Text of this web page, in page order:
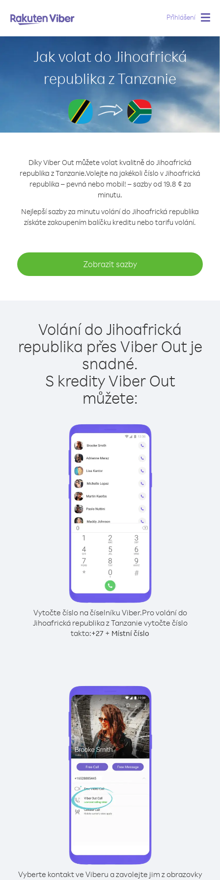
Přihlášení
Jak volat do Jihoafrická
republika z Tanzanie
Díky Viber Out můžete volat kvalitně do Jihoafrická
republika z Tanzanie.Volejte na jakékoli číslo v Jihoafrická
republika – pevná nebo mobil! – sazby od 19.8 ¢ za
minutu.
Nejlepší sazby za minutu volání do Jihoafrická republika
získáte zakoupením balíčku kreditu nebo tarifu volání.
Zobrazit sazby
Volání do Jihoafrická
republika přes Viber Out je
snadné.
S kredity Viber Out
můžete:
Vytočte číslo na číselníku Viber.Pro volání do
Jihoafrická republika z Tanzanie vytočte číslo
takto:+27 + Místní číslo
Vyberte kontakt ve Viberu a zavolejte jim z obrazovky